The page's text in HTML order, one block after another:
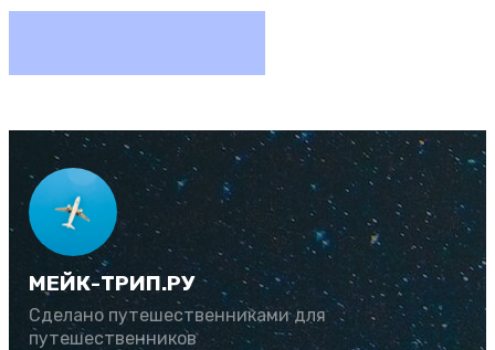
МЕЙК-ТРИП.РУ
Сделано путешественниками для
путешественников